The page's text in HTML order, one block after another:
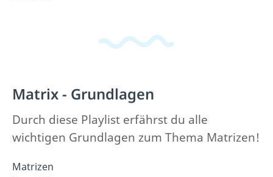
Matrix - Grundlagen
Durch diese Playlist erfährst du alle
wichtigen Grundlagen zum Thema Matrizen!
Matrizen